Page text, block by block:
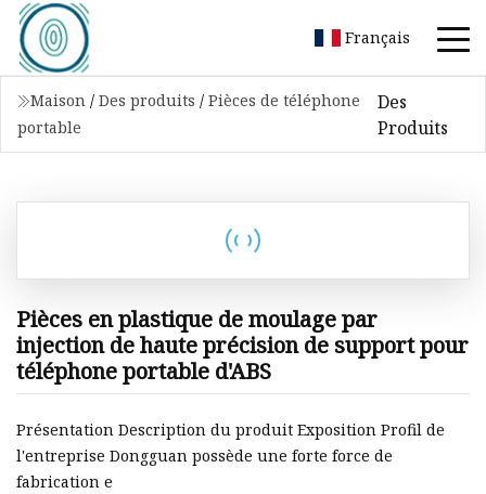
Français
Maison / Des produits / Pièces de téléphone
portable
Des
Produits
Pièces en plastique de moulage par
injection de haute précision de support pour
téléphone portable d'ABS
Présentation Description du produit Exposition Profil de
l'entreprise Dongguan possède une forte force de
fabrication e